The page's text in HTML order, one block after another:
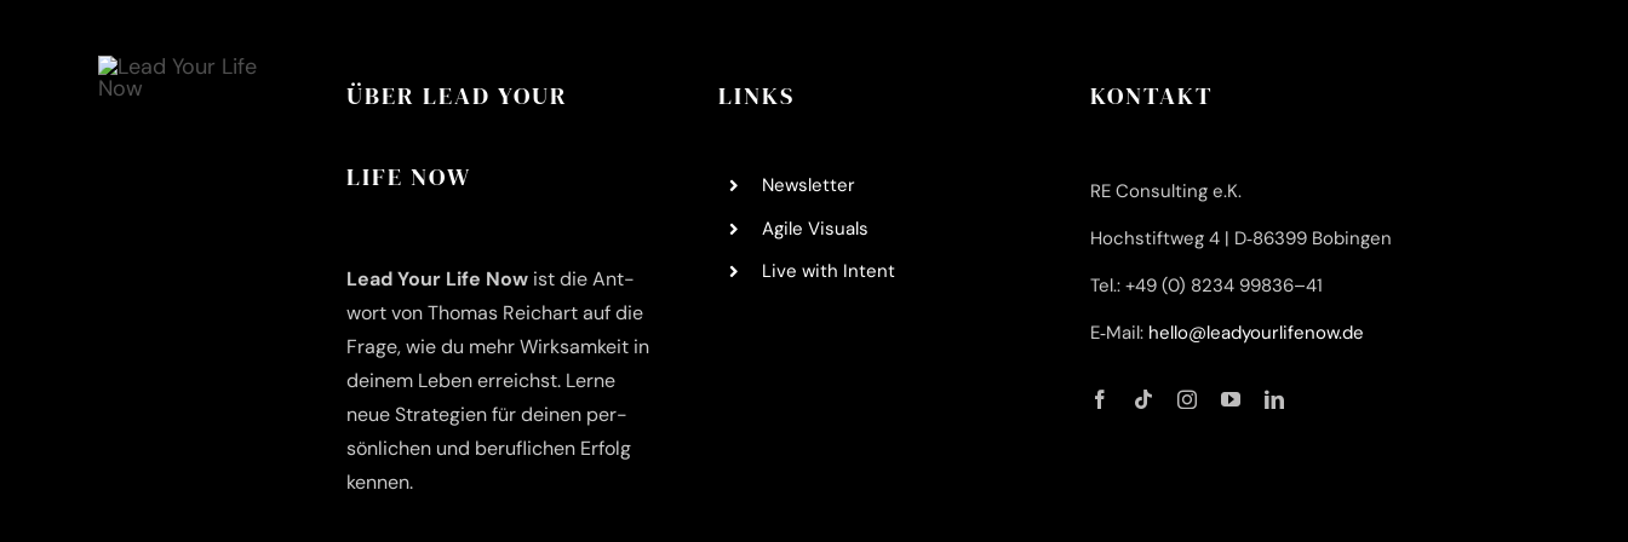
ÜBER LEAD YOUR
LIFE NOW
Lead Your Life Now ist die Ant­
wort von Tho­mas Reich­art auf die
Fra­ge, wie du mehr Wirk­sam­keit in
dei­nem Leben erreichst. Ler­ne
neue Stra­te­gien für dei­nen per­
sön­li­chen und beruf­li­chen Erfolg
kennen.
LINKS
News­let­ter
Agi­le Visuals
Live with Intent
KONTAKT
RE Con­sul­ting e.K.
Hoch­stift­weg 4 | D‑86399 Bobingen
Tel.: +49 (0) 8234 99836–41
E‑Mail: hello@leadyourlifenow.de